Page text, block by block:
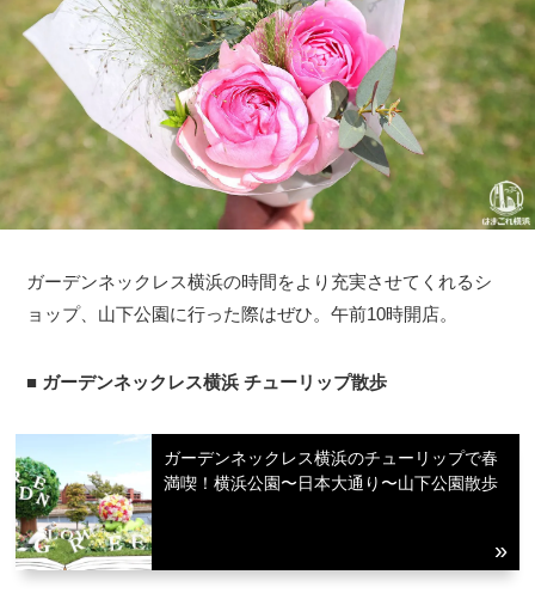
ガーデンネックレス横浜の時間をより充実させてくれるシ
ョップ、山下公園に行った際はぜひ。午前10時開店。
■ ガーデンネックレス横浜 チューリップ散歩
ガーデンネックレス横浜のチューリップで春
満喫！横浜公園〜日本大通り〜山下公園散歩